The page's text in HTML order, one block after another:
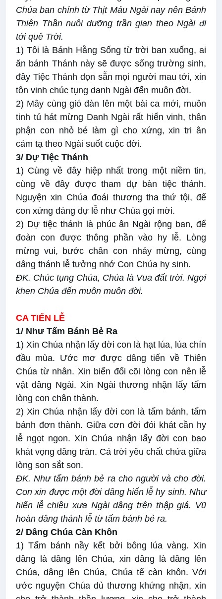
Chúa ban chính từ Thịt Máu Ngài nay nên Bánh
Thiên Thần nuôi dưỡng trần gian theo Ngài đi
tới quê Trời.
1) Tôi là Bánh Hằng Sống từ trời ban xuống, ai
ăn bánh Thánh này sẽ được sống trường sinh,
đây Tiệc Thánh dọn sẵn mọi người mau tới, xin
tôn vinh chúc tụng danh Ngài đến muôn đời.
2) Mây cùng gió đàn lên một bài ca mới, muôn
tinh tú hát mừng Danh Ngài rất hiển vinh, thân
phận con nhỏ bé làm gì cho xứng, xin tri ân
cảm tạ theo Ngài suốt cuộc đời.
3/ Dự Tiệc Thánh
1) Cùng về đây hiệp nhất trong một niềm tin,
cùng về đây được tham dự bàn tiệc thánh.
Nguyện xin Chúa đoái thương tha thứ tội, để
con xứng đáng dự lễ như Chúa gọi mời.
2) Dự tiệc thánh là phúc ân Ngài rộng ban, để
đoàn con được thông phần vào hy lễ. Lòng
mừng vui, bước chân con nhảy mừng, cùng
dâng thánh lễ tưởng nhớ Con Chúa hy sinh.
ĐK. Chúc tụng Chúa, Chúa là Vua đất trời. Ngợi
khen Chúa đến muôn muôn đời.
CA TIẾN LỄ
1/ Như Tấm Bánh Bẻ Ra
1) Xin Chúa nhận lấy đời con là hạt lúa, lúa chín
đầu mùa. Ước mơ được dâng tiến về Thiên
Chúa từ nhân. Xin biến đổi cõi lòng con nên lễ
vật dâng Ngài. Xin Ngài thương nhận lấy tấm
lòng con chân thành.
2) Xin Chúa nhận lấy đời con là tấm bánh, tấm
bánh đơn thành. Giữa cơn đời đói khát cần hy
lễ ngọt ngon. Xin Chúa nhận lấy đời con bao
khát vọng dâng tràn. Cả trời yêu chất chứa giữa
lòng son sắt son.
ĐK. Như tấm bánh bẻ ra cho người và cho đời.
Con xin được một đời dâng hiến lễ hy sinh. Như
hiến lễ chiều xưa Ngài dâng trên thập giá. Vũ
hoàn dâng thánh lễ từ tấm bánh bẻ ra.
2/ Dâng Chúa Càn Khôn
1) Tấm bánh nầy kết bởi bông lúa vàng. Xin
dâng là dâng lên Chúa, xin dâng là dâng lên
Chúa, dâng lên Chúa, Chúa tể càn khôn. Với
ước nguyện Chúa dủ thương khứng nhận, xin